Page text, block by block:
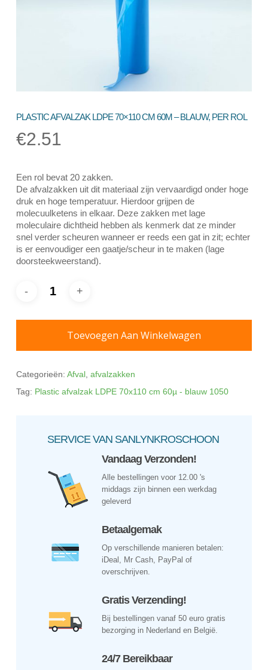
PLASTIC AFVALZAK LDPE 70×110 CM 60Μ – BLAUW, PER ROL
€2.51
Een rol bevat 20 zakken.
De afvalzakken uit dit materiaal zijn vervaardigd onder hoge
druk en hoge temperatuur. Hierdoor grijpen de
molecuulketens in elkaar. Deze zakken met lage
moleculaire dichtheid hebben als kenmerk dat ze minder
snel verder scheuren wanneer er reeds een gat in zit; echter
is er eenvoudiger een gaatje/scheur in te maken (lage
doorsteekweerstand).
Toevoegen Aan Winkelwagen
Categorieën: Afval, afvalzakken
Tag: Plastic afvalzak LDPE 70x110 cm 60µ - blauw 1050
SERVICE VAN SANLYNKROSCHOON
Vandaag Verzonden!
Alle bestellingen voor 12.00 's
middags zijn binnen een werkdag
geleverd
Betaalgemak
Op verschillende manieren betalen:
iDeal, Mr Cash, PayPal of
overschrijven.
Gratis Verzending!
Bij bestellingen vanaf 50 euro gratis
bezorging in Nederland en België.
24/7 Bereikbaar